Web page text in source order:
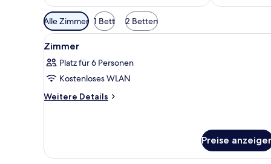
Verfügbare
Filter
für
Alle Zimmer 1 Bett 2 Betten
Alle
Fotos
für
Zimmer
anzeigen
Ein Hotelzimmer mit zwei
1
Zimmer
Platz für 6 Personen
Kostenloses WLAN
Weitere Details
Weitere
Preise